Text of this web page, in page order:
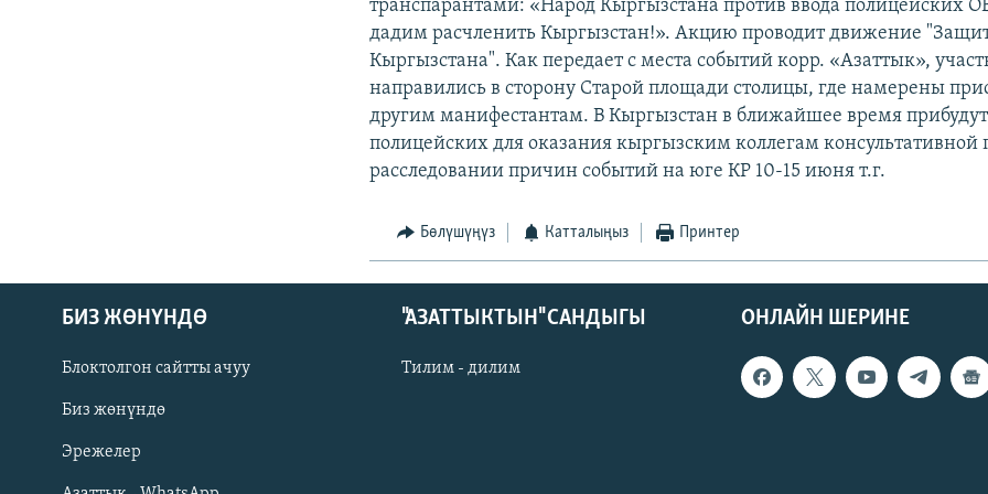
Русский
транспарантами: «Народ Кыргызстана против ввода полицейских
дадим расчленить Кыргызстан!». Акцию проводит движение
Кыргызстана". Как передает с места событий корр. «Азаттык»,
направились в сторону Старой площади столицы, где намерены
другим манифестантам. В Кыргызстан в ближайшее время
полицейских для оказания кыргызским коллегам
расследовании причин событий на юге КР 10-15 июня т.г.
Бөлүшүңүз Катталыңыз Принтер
ОНЛАЙН ШЕРИНЕ
БИЗ ЖӨНҮНДӨ
Блоктолгон сайтты ачуу
Биз жөнүндө
Эрежелер
"АЗАТТЫКТЫН" САНДЫГЫ
Тилим - дилим